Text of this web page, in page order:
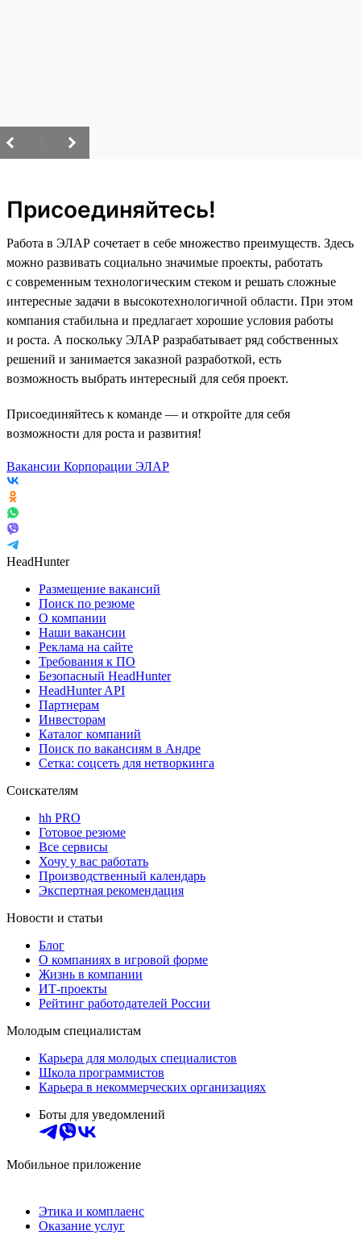
Присоединяйтесь!
Работа в ЭЛАР сочетает в себе множество преимуществ. Здесь
можно развивать социально значимые проекты, работать
с современным технологическим стеком и решать сложные
интересные задачи в высокотехнологичной области. При этом
компания стабильна и предлагает хорошие условия работы
и роста. А поскольку ЭЛАР разрабатывает ряд собственных
решений и занимается заказной разработкой, есть
возможность выбрать интересный для себя проект.
Присоединяйтесь к команде — и откройте для себя
возможности для роста и развития!
Вакансии Корпорации ЭЛАР
HeadHunter
Размещение вакансий
Поиск по резюме
О компании
Наши вакансии
Реклама на сайте
Требования к ПО
Безопасный HeadHunter
HeadHunter API
Партнерам
Инвесторам
Каталог компаний
Поиск по вакансиям в Андре
Сетка: соцсеть для нетворкинга
Соискателям
hh PRO
Готовое резюме
Все сервисы
Хочу у вас работать
Производственный календарь
Экспертная рекомендация
Новости и статьи
Блог
О компаниях в игровой форме
Жизнь в компании
ИТ-проекты
Рейтинг работодателей России
Молодым специалистам
Карьера для молодых специалистов
Школа программистов
Карьера в некоммерческих организациях
Боты для уведомлений
Мобильное приложение
Этика и комплаенс
Оказание услуг